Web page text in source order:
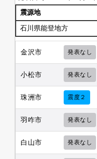
震源地
石川県能登地方
金沢市 発表なし
小松市 発表なし
珠洲市 震度２
羽咋市 発表なし
白山市 発表なし